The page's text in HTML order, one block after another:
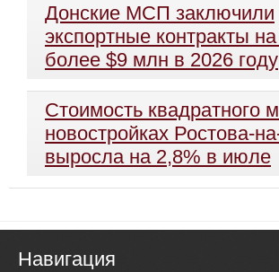
Донские МСП заключили
экспортные контракты
более $9 млн в 2026 году
Стоимость квадратного
новостройках Ростова-
выросла на 2,8% в июле
Навигация